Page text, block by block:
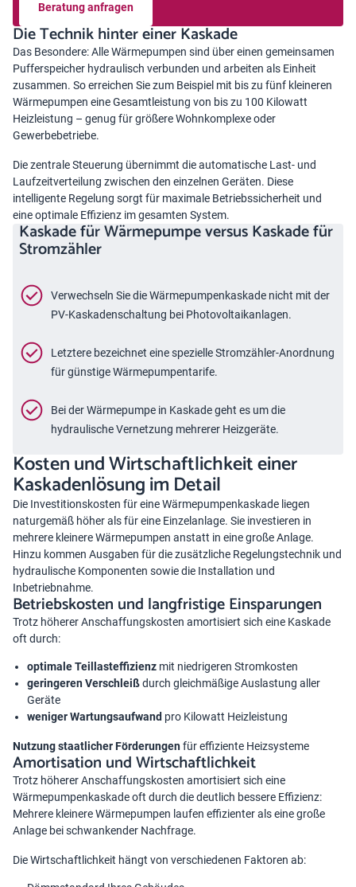
Beratung anfragen
Die Technik hinter einer Kaskade
Das Besondere: Alle Wärmepumpen sind über einen gemeinsamen
Pufferspeicher hydraulisch verbunden und arbeiten als Einheit
zusammen. So erreichen Sie zum Beispiel mit bis zu fünf kleineren
Wärmepumpen eine Gesamtleistung von bis zu 100 Kilowatt
Heizleistung – genug für größere Wohnkomplexe oder
Gewerbebetriebe.
Die zentrale Steuerung übernimmt die automatische Last- und
Laufzeitverteilung zwischen den einzelnen Geräten. Diese
intelligente Regelung sorgt für maximale Betriebssicherheit und
eine optimale Effizienz im gesamten System.
Kaskade für Wärmepumpe versus Kaskade für
Stromzähler
Verwechseln Sie die Wärmepumpenkaskade nicht mit der
PV-Kaskadenschaltung bei Photovoltaikanlagen.
Letztere bezeichnet eine spezielle Stromzähler-Anordnung
für günstige Wärmepumpentarife.
Bei der Wärmepumpe in Kaskade geht es um die
hydraulische Vernetzung mehrerer Heizgeräte.
Kosten und Wirtschaftlichkeit einer
Kaskadenlösung im Detail
Die Investitionskosten für eine Wärmepumpenkaskade liegen
naturgemäß höher als für eine Einzelanlage. Sie investieren in
mehrere kleinere Wärmepumpen anstatt in eine große Anlage.
Hinzu kommen Ausgaben für die zusätzliche Regelungstechnik und
hydraulische Komponenten sowie die Installation und
Inbetriebnahme.
Betriebskosten und langfristige Einsparungen
Trotz höherer Anschaffungskosten amortisiert sich eine Kaskade
oft durch:
optimale Teillasteffizienz mit niedrigeren Stromkosten
geringeren Verschleißdurch gleichmäßige Auslastung aller
Geräte
weniger Wartungsaufwand pro Kilowatt Heizleistung
Nutzung staatlicher Förderungenfür effiziente Heizsysteme
Amortisation und Wirtschaftlichkeit
Trotz höherer Anschaffungskosten amortisiert sich eine
Wärmepumpenkaskade oft durch die deutlich bessere Effizienz:
Mehrere kleinere Wärmepumpen laufen effizienter als eine große
Anlage bei schwankender Nachfrage.
Die Wirtschaftlichkeit hängt von verschiedenen Faktoren ab: